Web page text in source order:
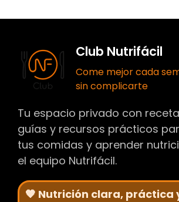
Club Nutrifácil
Come mejor cada
sin complicarte
Tu espacio privado con
guías y recursos prácticos
tus comidas y aprender
el equipo Nutrifácil.
🧡 Nutrición clara, práctica